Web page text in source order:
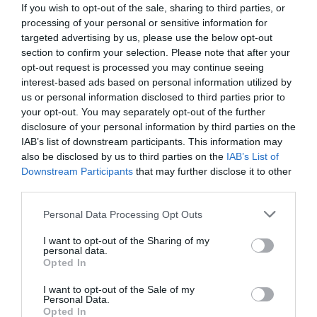
If you wish to opt-out of the sale, sharing to third parties, or
processing of your personal or sensitive information for
targeted advertising by us, please use the below opt-out
section to confirm your selection. Please note that after your
opt-out request is processed you may continue seeing
interest-based ads based on personal information utilized by
us or personal information disclosed to third parties prior to
your opt-out. You may separately opt-out of the further
disclosure of your personal information by third parties on the
IAB’s list of downstream participants. This information may
also be disclosed by us to third parties on the IAB’s List of
Downstream Participants that may further disclose it to other
Personal Data Processing Opt Outs
I want to opt-out of the Sharing of my
personal data.
Opted In
I want to opt-out of the Sale of my
Personal Data.
Opted In
Βουκουρέστι και το Ιάσιο, οι αυλές των ηγεμόνων και
τα αρχοντικά των Βογιάρων, η διατροφή και η
μαγειρική της εποχής, οι πολυτελείς στολές των
αξιωματούχων, για τις οικονομικές και εμπορικές
δραστηριότητες των Ρωμιών, για τον τρόπο
διασκέδασής τους, καθώς και η ελληνόφωνη παιδεία
και ο πνευματικός βίος στις ηγεμονίες.
Οι συναντήσεις συντονίζονται από τον καθηγητή του
Πανεπιστημίου Βουκουρεστίου, Tudor Dinu, ο οποίος
έχει αφιερώσει δύο δεκαετίες στη μελέτη του
φαναριώτικου πολιτισμού των Ρουμανικών Χωρών,
συντάσσοντας πολυάριθμα συγγράμματα αναφοράς
έργο, Οι Φαναριώτες στη Βλαχία και τη Μολδαβία, Μια
Ιστορία μέσω των εκκλησιαστικών προσωπογραφιών,
6, 13, 20, 27 Μαρτίου 2021